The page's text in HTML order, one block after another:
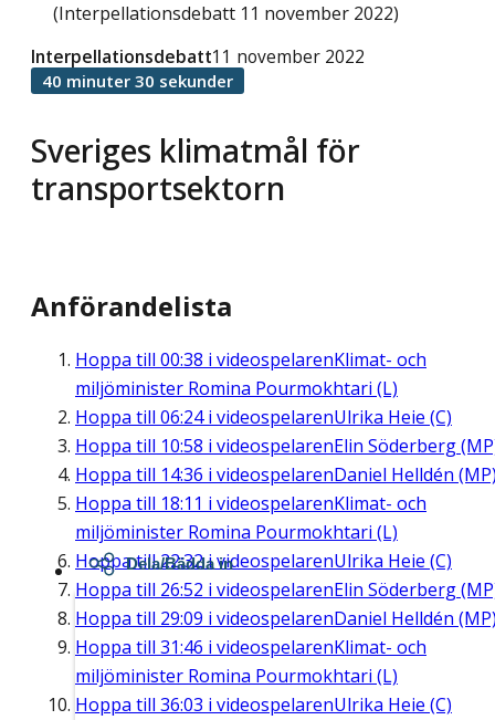
(Interpellationsdebatt 11 november 2022)
Sveriges klimatmål för
transportsektorn
Interpellationsdebatt11 november 2022
40 minuter 30 sekunder
Anförandelista
Hoppa till 00:38 i videospelarenKlimat- och
miljöminister Romina Pourmokhtari (L)
Hoppa till 06:24i videospelarenUlrika Heie (C)
Hoppa till 10:58 i videospelarenElin Söderberg
Hoppa till 14:36 i videospelarenDaniel Helldén
Hoppa till 18:11 i videospelarenKlimat- och
miljöminister Romina Pourmokhtari (L)
Hoppa till22:32i videospelarenUlrika Heie (C)
Hoppa till 26:52 i videospelarenElin Söderberg
Hoppa till 29:09 i videospelarenDaniel Helldén
Hoppa till 31:46 i videospelarenKlimat- och
miljöminister Romina Pourmokhtari (L)
Hoppa till 36:03 i videospelarenUlrika Heie (C)
Dela/Bädda in